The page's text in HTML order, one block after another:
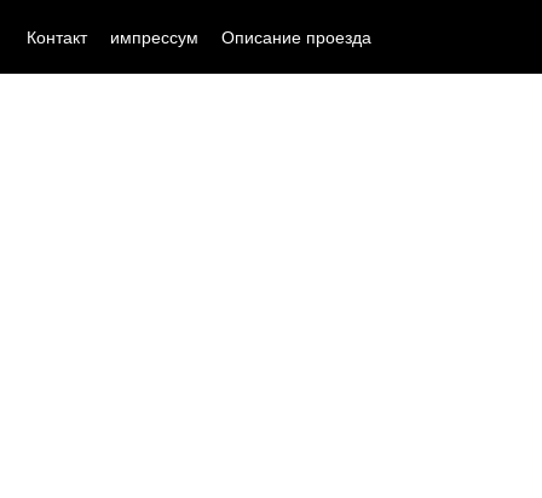
Контакт импрессум Описание проезда